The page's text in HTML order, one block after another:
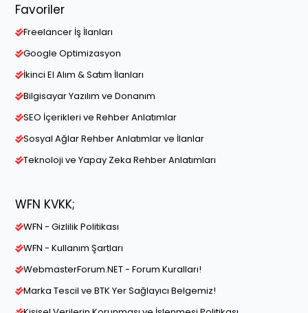
Favoriler
Freelancer İş İlanları
Google Optimizasyon
İkinci El Alım & Satım İlanları
Bilgisayar Yazılım ve Donanım
SEO İçerikleri ve Rehber Anlatımlar
Sosyal Ağlar Rehber Anlatımlar ve İlanlar
Teknoloji ve Yapay Zeka Rehber Anlatımları
WFN KVKK;
WFN - Gizlilik Politikası
WFN - Kullanım Şartları
WebmasterForum.NET - Forum Kuralları!
Marka Tescil ve BTK Yer Sağlayıcı Belgemiz!